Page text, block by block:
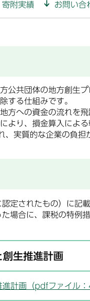
寄附実績 お問い合
公共団体の地方創生
する仕組みです。
方への資金の流れを
より、損金算入によ
、実質的な企業の負担
定されたもの）に記
場合に、課税の特例
生推進計画
計画（pdfファイル：